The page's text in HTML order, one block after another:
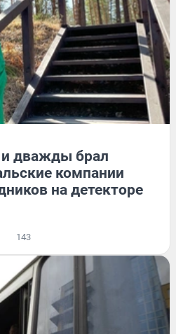
и дважды брал
компании
на детекторе
143